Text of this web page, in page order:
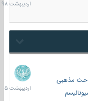
1398
مذهبی
8
1405